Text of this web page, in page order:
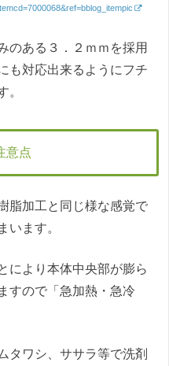
のある３．２ｍｍを採用
も対応出来るようにフチ
。
意点
脂加工と同じ様な感覚で
います。
により本体中央部が膨ら
すので「急加熱・急冷
タワシ、ササラ等で洗剤